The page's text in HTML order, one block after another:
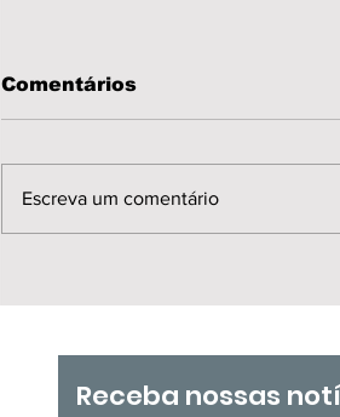
Comentários
Escreva um comentário
Receba nossas